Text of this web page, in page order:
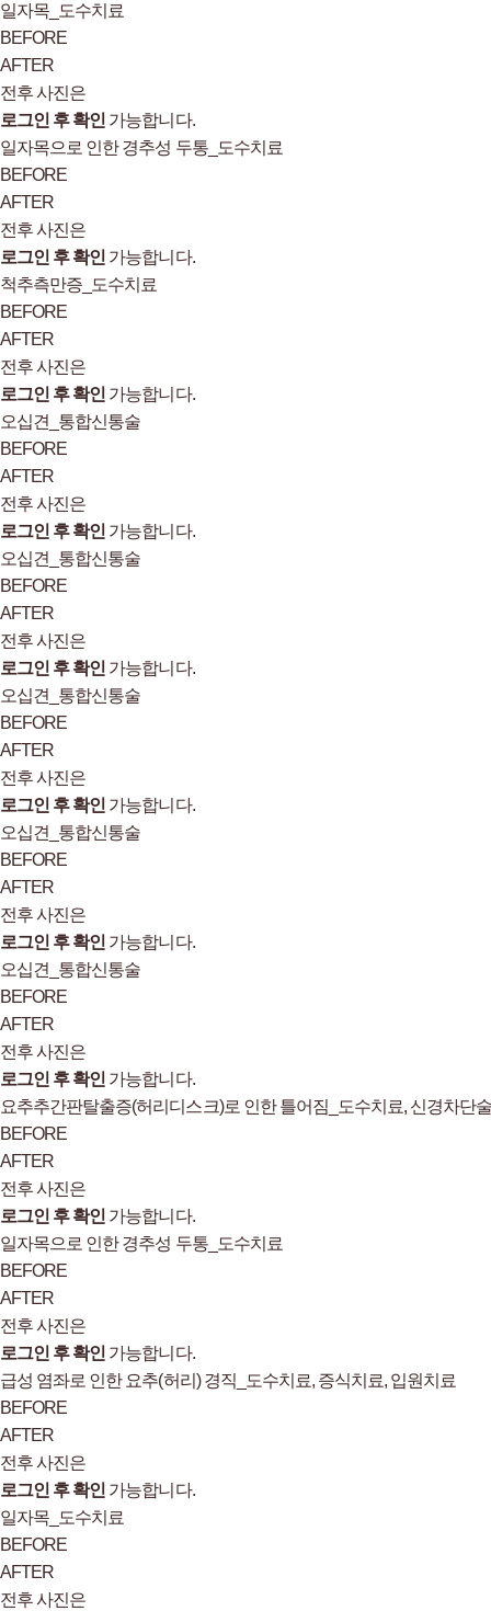
일자목_도수치료
BEFORE
AFTER
전후 사진은
로그인 후 확인 가능합니다.
일자목으로 인한 경추성 두통_도수치료
BEFORE
AFTER
전후 사진은
로그인 후 확인 가능합니다.
척추측만증_도수치료
BEFORE
AFTER
전후 사진은
로그인 후 확인 가능합니다.
오십견_통합신통술
BEFORE
AFTER
전후 사진은
로그인 후 확인 가능합니다.
오십견_통합신통술
BEFORE
AFTER
전후 사진은
로그인 후 확인 가능합니다.
오십견_통합신통술
BEFORE
AFTER
전후 사진은
로그인 후 확인 가능합니다.
오십견_통합신통술
BEFORE
AFTER
전후 사진은
로그인 후 확인 가능합니다.
오십견_통합신통술
BEFORE
AFTER
전후 사진은
로그인 후 확인 가능합니다.
요추추간판탈출증(허리디스크)로 인한 틀어짐_도수치료, 신경차단
BEFORE
AFTER
전후 사진은
로그인 후 확인 가능합니다.
일자목으로 인한 경추성 두통_도수치료
BEFORE
AFTER
전후 사진은
로그인 후 확인 가능합니다.
급성 염좌로 인한 요추(허리) 경직_도수치료, 증식치료, 입원치료
BEFORE
AFTER
전후 사진은
로그인 후 확인 가능합니다.
일자목_도수치료
BEFORE
AFTER
전후 사진은